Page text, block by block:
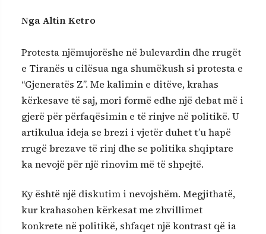
Nga Altin Ketro
Protesta njëmujorëshe në bulevardin dhe rrugët
e Tiranës u cilësua nga shumëkush si protesta e
“Gjeneratës Z”. Me kalimin e ditëve, krahas
kërkesave të saj, mori formë edhe një debat më i
gjerë për përfaqësimin e të rinjve në politikë. U
artikulua ideja se brezi i vjetër duhet t’u hapë
rrugë brezave të rinj dhe se politika shqiptare
ka nevojë për një rinovim më të shpejtë.
Ky është një diskutim i nevojshëm. Megjithatë,
kur krahasohen kërkesat me zhvillimet
konkrete në politikë, shfaqet një kontrast që ia